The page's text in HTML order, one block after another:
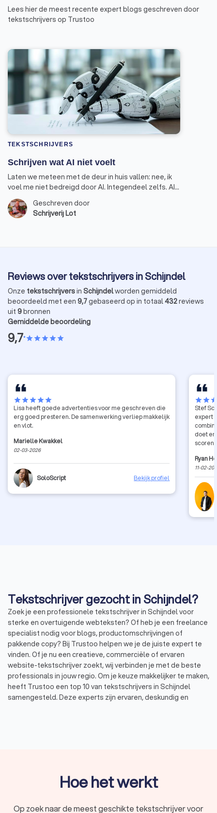
Lees hier de meest recente expert blogs geschreven door
tekstschrijvers op Trustoo
TEKSTSCHRIJVERS
Schrijven wat AI niet voelt
Laten we meteen met de deur in huis vallen: nee, ik
voel me niet bedreigd door AI. Integendeel zelfs. AI
is een handige assistent geworden in mijn werk als
schrijver, maar geen vervanger. Dat is een belangrijk
verschil. Schrijven is voor mij en voor veel collega’s
waar AI nog altijd tekortschiet.
Geschreven door
Schrijverij Lot
Reviews over tekstschrijvers in Schijndel
Onze tekstschrijversin Schijndelworden gemiddeld
beoordeeld met een 9,7gebaseerd op in totaal432reviews
uit 9bronnen
Gemiddelde beoordeling
9,7•starstarstarstarstar
starstarstarstarstar
Lisa heeft goede advertenties voor me geschreven die
erg goed presteren. De samenwerking verliep makkelijk
en vlot.
Marielle Kwakkel
02-03-2026
SoloScript Bekijk profiel
starstar
Stef
expert
doet
scoren
Ryan
11-02-
Tekstschrijver gezocht in Schijndel?
Zoek je een professionele tekstschrijver in Schijndel voor
sterke en overtuigende webteksten? Of heb je een freelance
specialist nodig voor blogs, productomschrijvingen of
pakkende copy? Bij Trustoo helpen we je de juiste expert te
vinden. Of je nu een creatieve, commerciële of ervaren
website-tekstschrijver zoekt, wij verbinden je met de beste
professionals in jouw regio. Om je keuze makkelijker te maken,
heeft Trustoo een top 10 van tekstschrijvers in Schijndel
samengesteld. Deze experts zijn ervaren, deskundig en
Een tekstschrijver helpt bedrijven en ondernemers met het
creëren van pakkende en effectieve webteksten. Deze
stimuleren ook conversies en klantbetrokkenheid. Heb je een
Hoe het werkt
Op zoek naar de meest geschikte tekstschrijver voor